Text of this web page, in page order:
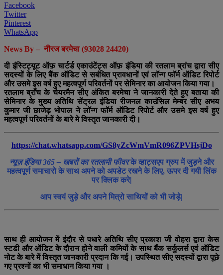
Facebook
Twitter
Pinterest
WhatsApp
News By – नीरज बरमेचा (93028 24420)
दी इंस्टिट्यूट ऑफ़ चार्टर्ड एकाउंटेंट्स ऑफ़ इंडिया की रतलाम ब्रांच द्वारा सीए
सदस्यों के लिए बैंक ऑडिट से सबंधित प्रावधानों एवं लॉन्ग फॉर्म ऑडिट रिपोर्ट
और उसमे इस वर्ष हुए महत्वपूर्ण परिवर्तनों पर सेमिनार का आयोजन किया गया।
रतलाम ब्राँच के चेयरमैन सीए अंकित बरमेचा ने जानकारी देते हुए बताया की
सेमिनार के मुख्य अतिथि सेंट्रल इंडिया रीजनल काउंसिल मेम्बर सीए अभय
कुमार जी छाजेड़ भोपाल ने लॉन्ग फॉर्म ऑडिट रिपोर्ट और उसमे इस वर्ष हुए
महत्वपूर्ण परिवर्तनों के बारे मे विस्तृत जानकारी दी।
https://chat.whatsapp.com/GS8yZcWmVmR096ZPVHsjDo
न्यूज़ इंडिया 365 – खबरों का रतलामी फीवरके व्हाट्सएप ग्रुप में जुड़ने और
महत्वपूर्ण समाचारो के साथ अपने को अपडेट रखने के लिए, ऊपर दी गयी लिंक
पर क्लिक करे|
आप स्वयं जुड़े और अपने मित्रो साथियों को भी जोड़े|
साथ ही आयोजन में इंदौर से पधारे अतिथि सीए प्रकाश जी वोहरा द्वारा केस
स्टडी और ऑडिट के दौरान होने वाली कमियों के साथ बैंक सर्कुलर्स एवं ऑडिट
नोट के बारे में विस्तृत जानकारी प्रदान कि गई। उपस्थित सीए सदस्यों द्वारा पूछे
गए प्रश्नों का भी समाधान किया गया ।